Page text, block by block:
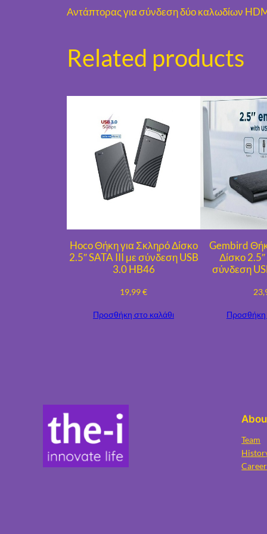
Αντάπτορας για σύνδεση δύο καλωδίων
Related products
Hoco Θήκη για Σκληρό Δίσκο
2.5″ SATA III με σύνδεση USB
3.0 HB46
19,99€
Προσθήκη στο καλάθι
Gembird
Δίσκο
σύνδεση
Προσθήκη
Team